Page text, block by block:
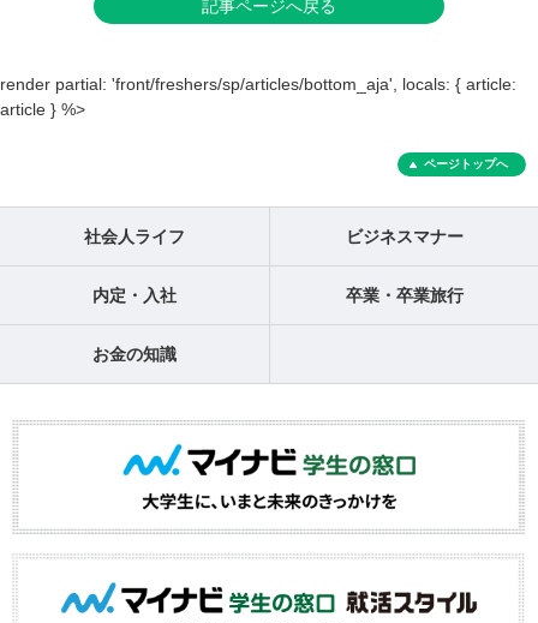
記事ページへ戻る
render partial: 'front/freshers/sp/articles/bottom_aja', locals: { article:
article } %>
ページトップへ
社会人ライフ ビジネスマナー
内定・入社 卒業・卒業旅行
お金の知識